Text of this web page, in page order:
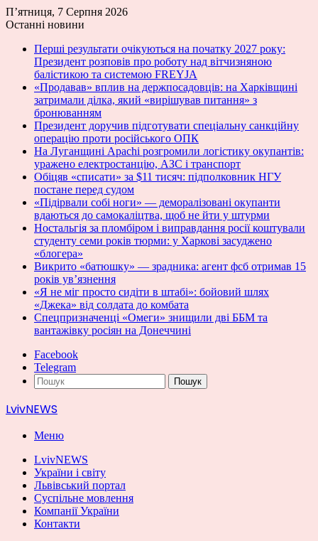
П’ятниця, 7 Серпня 2026
Останні новини
Перші результати очікуються на початку 2027 року:
Президент розповів про роботу над вітчизняною
балістикою та системою FREYJA
«Продавав» вплив на держпосадовців: на Харківщині
затримали ділка, який «вирішував питання» з
бронюванням
Президент доручив підготувати спеціальну санкційну
операцію проти російського ОПК
На Луганщині Apachi розгромили логістику окупантів:
уражено електростанцію, АЗС і транспорт
Обіцяв «списати» за $11 тисяч: підполковник НГУ
постане перед судом
«Підірвали собі ноги» — деморалізовані окупанти
вдаються до самокаліцтва, щоб не йти у штурми
Ностальгія за пломбіром і виправдання росії коштували
студенту семи років тюрми: у Харкові засуджено
«блогера»
Викрито «батюшку» — зрадника: агент фсб отримав 15
років ув’язнення
«Я не міг просто сидіти в штабі»: бойовий шлях
«Джека» від солдата до комбата
Спецпризначенці «Омеги» знищили дві ББМ та
вантажівку росіян на Донеччині
Facebook
Telegram
Пошук
LvivNEWS
Меню
LvivNEWS
України і світу
Львівський портал
Суспільне мовлення
Компанії України
Контакти